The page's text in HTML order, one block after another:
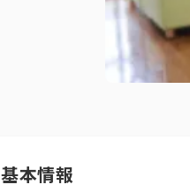
基本情報